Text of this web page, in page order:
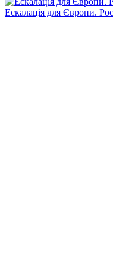
Ескалація для Європи.